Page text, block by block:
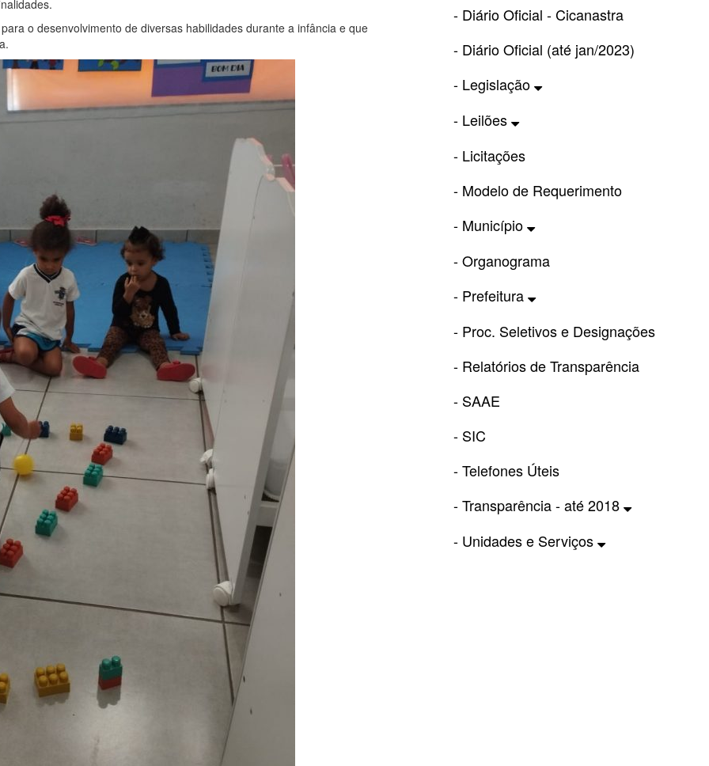
o desenvolvimento de diversas habilidades durante a infância e que
- Diário Oficial - Cicanastra
- Diário Oficial (até jan/2023)
- Legislação
- Leilões
- Licitações
- Modelo de Requerimento
- Município
- Organograma
- Prefeitura
- Proc. Seletivos e Designações
- Relatórios de Transparência
- SAAE
- SIC
- Telefones Úteis
- Transparência - até 2018
- Unidades e Serviços